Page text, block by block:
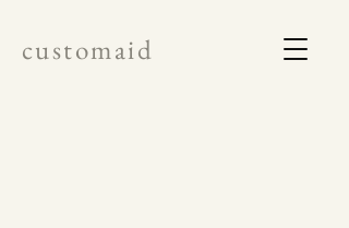
c u s t o m a i d